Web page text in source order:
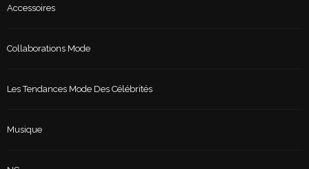
Accessoires
Collaborations Mode
Les Tendances Mode Des Célébrités
Musique